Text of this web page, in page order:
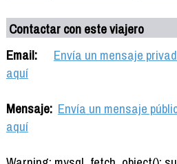
Contactar con este viajero
Email:
Envía un mensaje
aquí
Mensaje: Envía un mensaje
aquí